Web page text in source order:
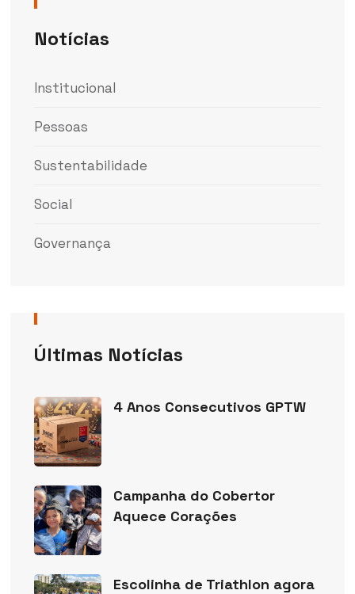
Notícias
Institucional
Pessoas
Sustentabilidade
Social
Governança
Últimas Notícias
4 Anos Consecutivos GPTW
Campanha do Cobertor
Aquece Corações
Escolinha de Triathlon agora